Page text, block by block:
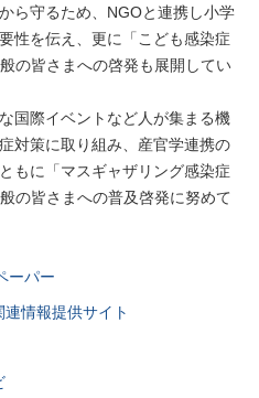
ら守るため、NGOと連携し小学
性を伝え、更に「こども感染症
の皆さまへの啓発も展開してい
国際イベントなど人が集まる機
対策に取り組み、産官学連携の
もに「マスギャザリング感染症
の皆さまへの普及啓発に努めて
ーパー
情報提供サイト